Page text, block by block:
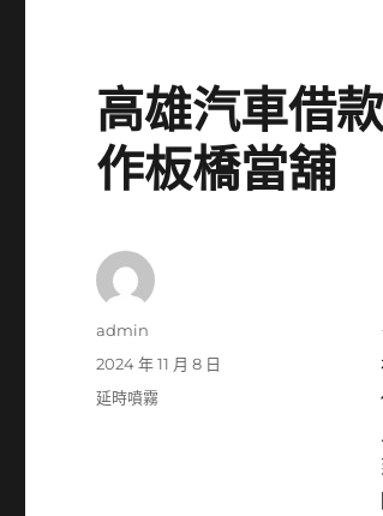
高雄汽車借
作板橋當舖
作
admin
發
佈
2024 年 11 月 8 日
分
延時噴霧